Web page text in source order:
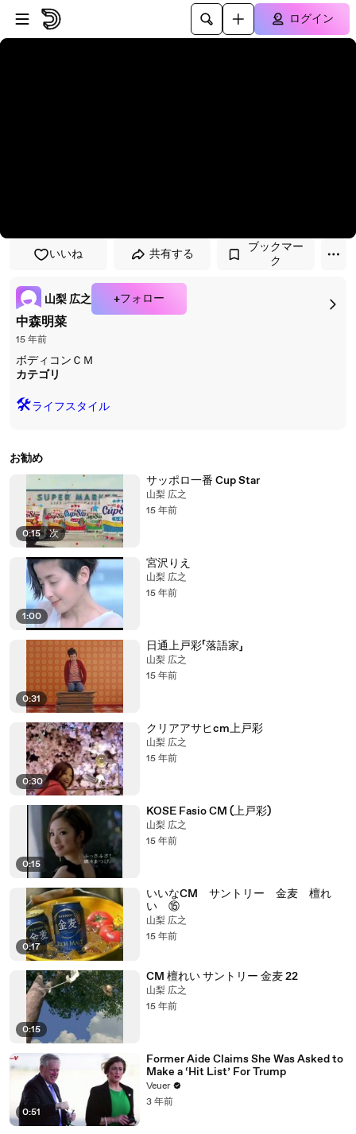
プレイヤーにスキップ
メインコンテンツにスキップ
ログイン
いいね 共有する
ブックマー
ク
山梨 広之 +フォロー
中森明菜
15 年前
ボディコンＣＭ
カテゴリ
🛠️ライフスタイル
お勧め
0:15 | 次
サッポロ一番 Cup Star
山梨 広之
15 年前
1:00
宮沢りえ
山梨 広之
15 年前
0:31
日通上戸彩「落語家」
山梨 広之
15 年前
0:30
クリアアサヒcm上戸彩
山梨 広之
15 年前
0:15
KOSE Fasio CM (上戸彩)
山梨 広之
15 年前
0:17
いいなCM サントリー 金麦 檀れ
い ⑮
山梨 広之
15 年前
0:15
CM 檀れい サントリー 金麦 22
山梨 広之
15 年前
0:51
Former Aide Claims She Was Asked to
Make a ‘Hit List’ For Trump
Veuer
3 年前